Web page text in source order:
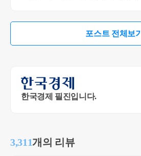
포스트 전체보기
한국경제 필진입니다.
3,311개의 리뷰